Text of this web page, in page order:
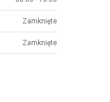
Zamknięte
Zamknięte